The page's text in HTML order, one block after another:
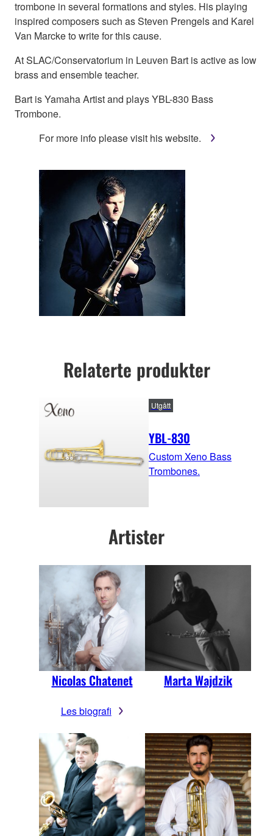
trombone in several formations and styles. His playing
inspired composers such as Steven Prengels and Karel
Van Marcke to write for this cause.
At SLAC/Conservatorium in Leuven Bart is active as low
brass and ensemble teacher.
Bart is Yamaha Artist and plays YBL-830 Bass
Trombone.
For more info please visit his website.
Relaterte produkter
YBL-830
Utgått
Custom Xeno Bass
Trombones.
Artister
Nicolas Chatenet
Les biografi
Marta Wajdzik